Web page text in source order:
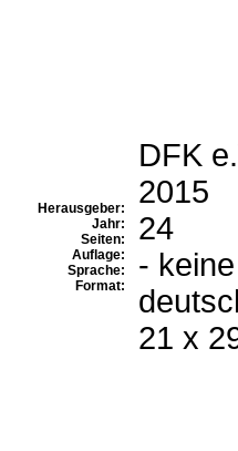
Herausgeber:
Jahr:
Seiten:
Auflage:
Sprache:
Format:
DFK
2015
24
-
21 x